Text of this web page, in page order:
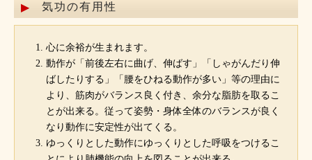
気功の有用性
心に余裕が生まれます。
動作が「前後左右に曲げ、伸ばす」「しゃがんだり伸
ばしたりする」「腰をひねる動作が多い」等の理由に
より、筋肉がバランス良く付き、余分な脂肪を取るこ
とが出来る。従って姿勢・身体全体のバランスが良く
なり動作に安定性が出てくる。
ゆっくりとした動作にゆっくりとした呼吸をつけるこ